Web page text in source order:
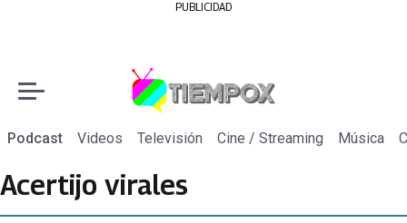
PUBLICIDAD
Podcast Videos Televisión Cine / Streaming Música
Acertijo virales